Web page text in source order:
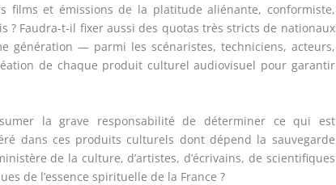
films et émissions de la platitude aliénante, conformiste,
? Faudra-t-il fixer aussi des quotas très stricts de nationaux
génération — parmi les scénaristes, techniciens, acteurs,
de chaque produit culturel audiovisuel pour garantir
la grave responsabilité de déterminer ce qui est
dans ces produits culturels dont dépend la sauvegarde
de la culture, d’artistes, d’écrivains, de scientifiques
de l’essence spirituelle de la France ?